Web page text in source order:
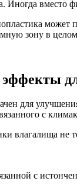
Иногда вместо
зону в
для
с
влагалища не
с